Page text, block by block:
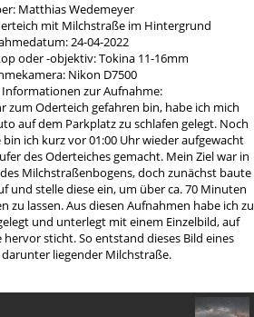
Matthias Wedemeyer
mit Milchstraße im Hintergrund
24-04-2022
oder -objektiv: Tokina 11-16mm
Nikon D7500
Informationen zur Aufnahme:
zum Oderteich gefahren bin, habe ich mich
auf dem Parkplatz zu schlafen gelegt. Noch
ich kurz vor 01:00 Uhr wieder aufgewacht
des Oderteiches gemacht. Mein Ziel war in
Milchstraßenbogens, doch zunächst baute
und stelle diese ein, um über ca. 70 Minuten
zu lassen. Aus diesen Aufnahmen habe ich zu
und unterlegt mit einem Einzelbild, auf
sticht. So entstand dieses Bild eines
liegender Milchstraße.